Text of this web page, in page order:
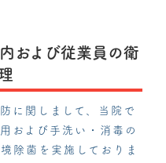
および従業員の衛
に関しまして、当院で
および手洗い・消毒の
除菌を実施しておりま